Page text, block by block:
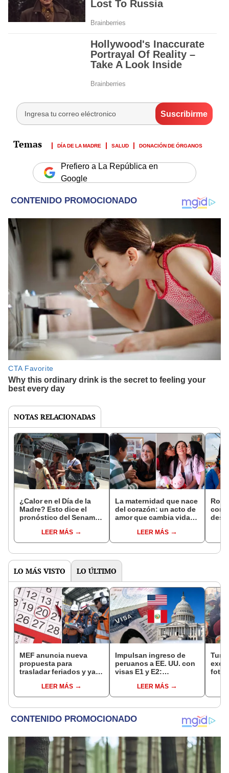
DÍA DE LA MADRE SALUD DONACIÓN DE ÓRGANOS
Prefiero a La República en
Google
NOTAS RELACIONADAS
¿Calor en el Día de la
Madre? Esto dice el
pronóstico del Senamhi
LEER MÁS
La maternidad que nace
del corazón: un acto de
amor que cambia vidas
LEER MÁS
diga
LO MÁS VISTO LO ÚLTIMO
MEF anuncia nueva
propuesta para
trasladar feriados y ya
“Lunes es mejor día”
LEER MÁS
Impulsan ingreso de
peruanos a EE. UU. con
visas E1 y E2:
pymes serían los más
beneficiados
LEER MÁS